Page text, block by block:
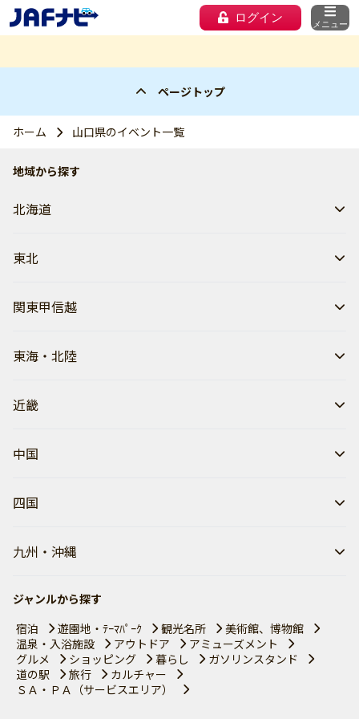
ログイン メニュー
ページトップ
ホーム 山口県のイベント一覧
地域から探す
北海道
東北
関東甲信越
東海・北陸
近畿
中国
四国
九州・沖縄
ジャンルから探す
宿泊
遊園地・ﾃｰﾏﾊﾟｰｸ 観光名所
美術館、博物館
温泉・入浴施設
アウトドア
アミューズメント
グルメ
ショッピング 暮らし
ガソリンスタンド
道の駅
旅行
カルチャー
ＳＡ・ＰＡ（サービスエリア）